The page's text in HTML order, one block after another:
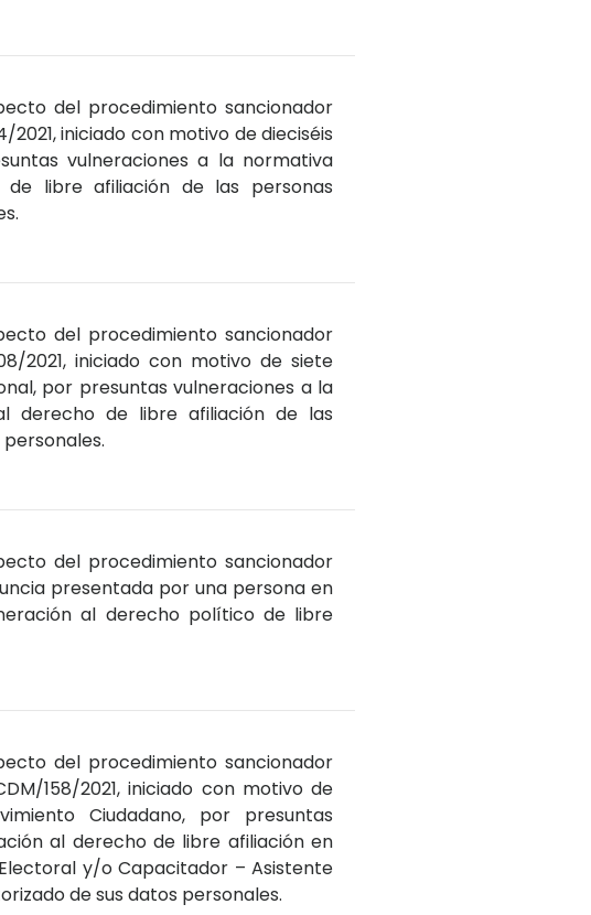
del procedimiento sancionador
iniciado con motivo de dieciséis
vulneraciones a la normativa
libre afiliación de las personas
del procedimiento sancionador
2021, iniciado con motivo de siete
por presuntas vulneraciones a la
derecho de libre afiliación de las
del procedimiento sancionador
presentada por una persona en
al derecho político de libre
del procedimiento sancionador
158/2021, iniciado con motivo de
Ciudadano, por presuntas
al derecho de libre afiliación en
y/o Capacitador – Asistente
de sus datos personales.